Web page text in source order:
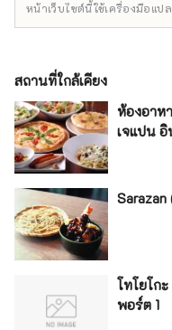
หน้าเว็บไซต์นี้ใช้เครื่องมือแ
สถานที่ใกล้เคียง
ห้องอาห
เจแปน
โทโยโก
พอร์ต 1